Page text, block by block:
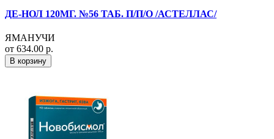
ДЕ-НОЛ 120МГ. №56 ТАБ. П/П/О /АСТЕЛЛАС/
ЯМАНУЧИ
от 634.00 р.
В корзину